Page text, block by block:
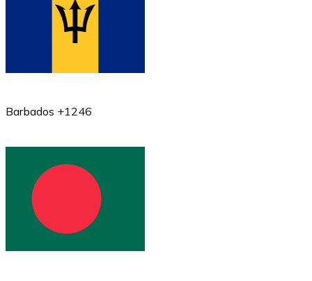
Barbados +1246